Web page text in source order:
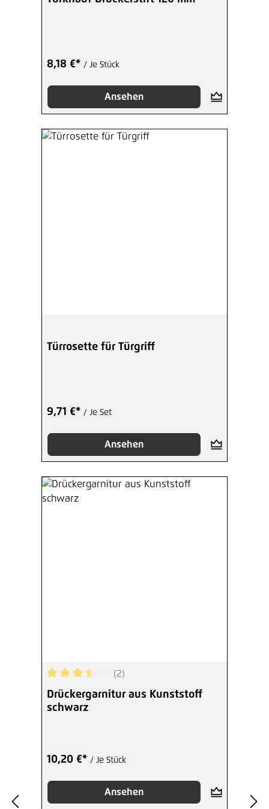
8,18 €* / Je Stück
Ansehen
Türrosette für Türgriff
9,71 €* / Je Set
Ansehen
Durchschnittliche Bewertung von 3.5 von 5
(2)
Drückergarnitur aus Kunststoff
schwarz
10,20 €* / Je Stück
Ansehen